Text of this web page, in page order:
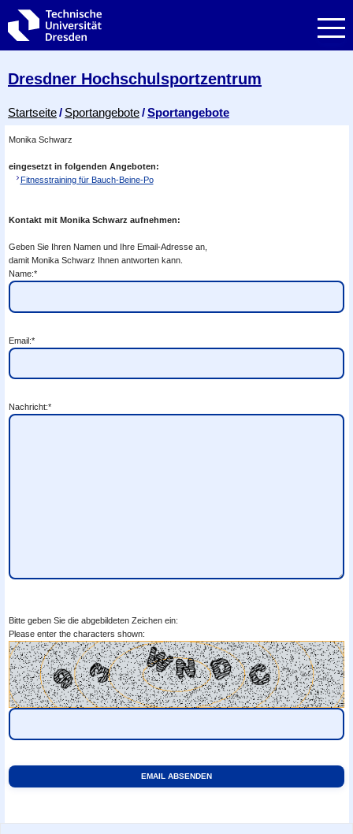
Dresdner Hochschul­sportzentrum
Breadcrumb-Menü
Startseite Sportangebote Sportangebote
Monika Schwarz
eingesetzt in folgenden Angeboten:
Fitnesstraining für Bauch-Beine-Po
Kontakt mit Monika Schwarz aufnehmen:
Geben Sie Ihren Namen und Ihre Email-Adresse an,
damit Monika Schwarz Ihnen antworten kann.
Name:*
Email:*
Nachricht:*
Bitte geben Sie die abgebildeten Zeichen ein:
Please enter the characters shown: